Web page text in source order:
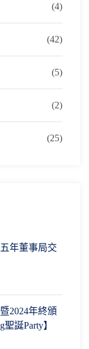
(4)
(42)
(5)
(2)
(25)
年董事局交
2024年終頒
誕Party】